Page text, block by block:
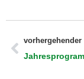
vorhergehender